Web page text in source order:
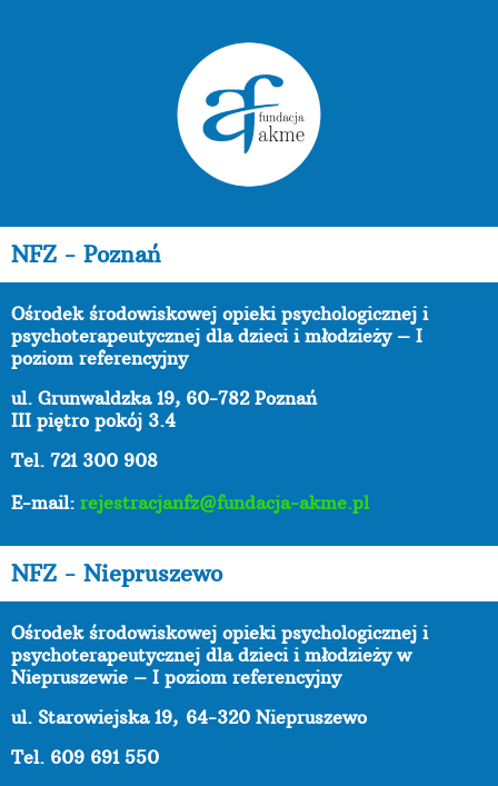
NFZ - Poznań
Ośrodek środowiskowej opieki psychologicznej i
psychoterapeutycznej dla dzieci i młodzieży – I
poziom referencyjny
ul. Grunwaldzka 19, 60-782 Poznań
III piętro pokój 3.4
Tel. 721 300 908
E-mail: rejestracjanfz@fundacja-akme.pl
NFZ - Niepruszewo
Ośrodek środowiskowej opieki psychologicznej i
psychoterapeutycznej dla dzieci i młodzieży w
Niepruszewie – I poziom referencyjny
ul. Starowiejska 19, 64-320 Niepruszewo
Tel. 609 691 550